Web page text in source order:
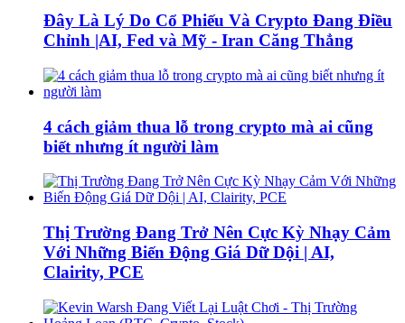
Đây Là Lý Do Cổ Phiếu Và Crypto Đang Điều
Chỉnh |AI, Fed và Mỹ - Iran Căng Thẳng
4 cách giảm thua lỗ trong crypto mà ai cũng
biết nhưng ít người làm
Thị Trường Đang Trở Nên Cực Kỳ Nhạy Cảm
Với Những Biến Động Giá Dữ Dội | AI,
Clairity, PCE